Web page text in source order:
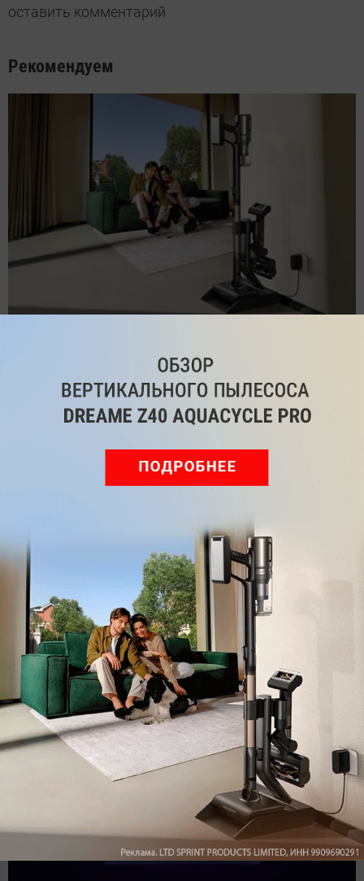
оставить комментарий
Рекомендуем
Pro: гибкий подход к уборке
Подпишись на наш канал в мессенджере МАХ